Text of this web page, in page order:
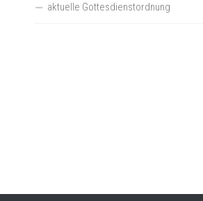
aktuelle Gottesdienstordnung